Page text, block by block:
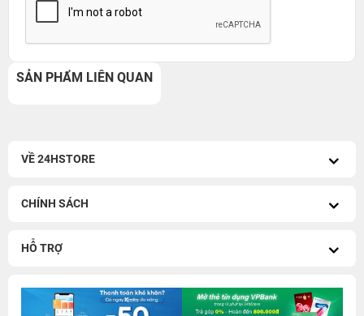
SẢN PHẨM LIÊN QUAN
VỀ 24HSTORE
CHÍNH SÁCH
HỖ TRỢ